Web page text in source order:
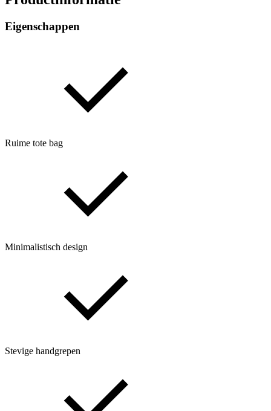
Eigenschappen
Ruime tote bag
Minimalistisch design
Stevige handgrepen